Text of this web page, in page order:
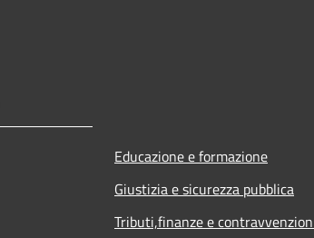
Educazione e formazione
Giustizia e sicurezza pubblica
Tributi,finanze e